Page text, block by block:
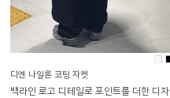
디옌 나일론 코팅 자켓
백라인 로고 디테일로 포인트를 더한 디자